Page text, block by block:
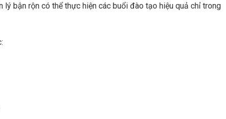
lý bận rộn có thể thực hiện các buổi đào tạo hiệu quả chỉ trong